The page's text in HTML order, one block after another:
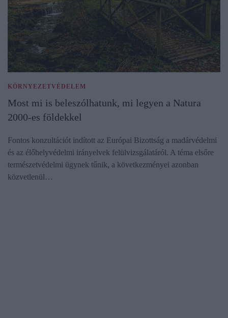
KÖRNYEZETVÉDELEM
Most mi is beleszólhatunk, mi legyen a Natura
2000-es földekkel
Fontos konzultációt indított az Európai Bizottság a madárvédelmi
és az élőhelyvédelmi irányelvek felülvizsgálatáról. A téma elsőre
természetvédelmi ügynek tűnik, a következményei azonban
közvetlenül…